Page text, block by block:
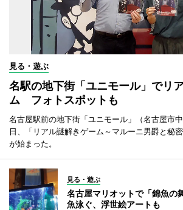
見る・遊ぶ
名駅の地下街「ユニモール」でリ
ム フォトスポットも
名古屋駅前の地下街「ユニモール」（名古屋市
日、「リアル謎解きゲーム～マルーニ男爵と秘
が始まった。
見る・遊ぶ
名古屋マリオットで「錦魚
魚泳ぐ、浮世絵アートも